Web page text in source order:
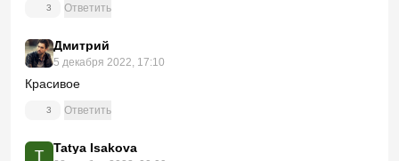
3 Ответить
Дмитрий
5 декабря 2022, 17:10
Красивое
3 Ответить
Tatya Isakova